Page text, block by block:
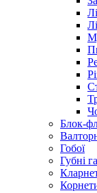
Блок-
Гобої
Губні